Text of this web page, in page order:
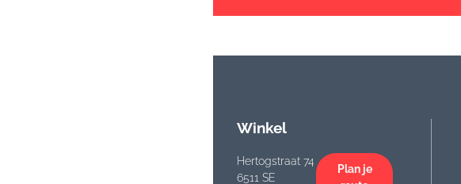
Winkel
Hertogstraat 74
6511 SE
Plan je